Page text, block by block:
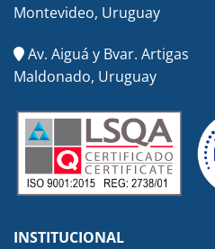
Montevideo, Uruguay
Av. Aiguá y Bvar. Artigas
Maldonado, Uruguay
INSTITUCIONAL